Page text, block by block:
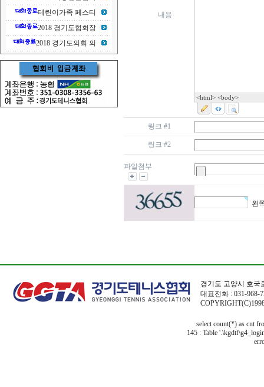
테린이가족 페스티
2018 경기도협회장
2018 경기도의회 의
내용
<html> <body>
링크 #1
링크 #2
파일첨부
왼
경기도 고양시 호국
대표전화 : 031-968-
select count(*) as cnt
145 : Table